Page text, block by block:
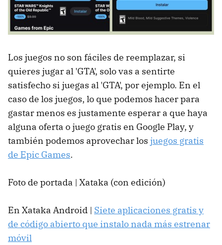
Los juegos no son fáciles de reemplazar, si
quieres jugar al 'GTA', solo vas a sentirte
satisfecho si juegas al 'GTA', por ejemplo. En el
caso de los juegos, lo que podemos hacer para
gastar menos es justamente esperar a que haya
alguna oferta o juego gratis en Google Play, y
también podemos aprovechar los juegos gratis
de Epic Games.
Foto de portada | Xataka (con edición)
En Xataka Android | Siete aplicaciones gratis y
de código abierto que instalo nada más estrenar
móvil